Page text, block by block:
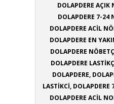
DOLAPDERE AÇIK
DOLAPDERE 7-24
DOLAPDERE ACİL
DOLAPDERE EN
DOLAPDERE
DOLAPDERE
DOLAPDERE,
LASTİKCİ,
DOLAPDERE ACİL